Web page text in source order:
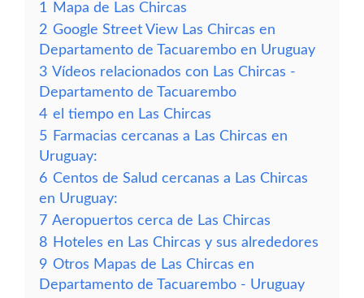
1
Mapa de Las Chircas
2 Google Street View Las Chircas en
Departamento de Tacuarembo en Uruguay
3 Vídeos relacionados con Las Chircas -
Departamento de Tacuarembo
4 el tiempo en Las Chircas
5 Farmacias cercanas a Las Chircas en
Uruguay:
6 Centos de Salud cercanas a Las Chircas
en Uruguay:
7 Aeropuertos cerca de Las Chircas
8 Hoteles en Las Chircas y sus alrededores
9 Otros Mapas de Las Chircas en
Departamento de Tacuarembo - Uruguay